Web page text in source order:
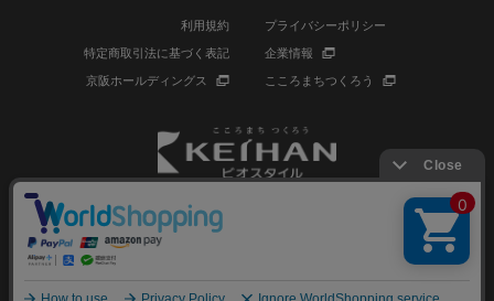
利用規約 プライバシーポリシー
特定商取引法に基づく表記 企業情報
京阪ホールディングス こころまちつくろう
© BIOSTYLE Co.,Ltd. All rights reserved.